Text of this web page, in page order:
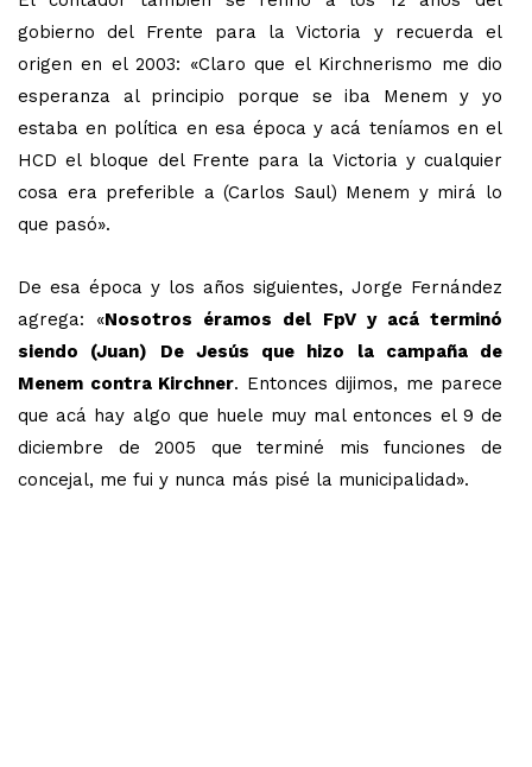
gobierno del Frente para la Victoria y recuerda el
origen en el 2003: «Claro que el Kirchnerismo me dio
esperanza al principio porque se iba Menem y yo
estaba en política en esa época y acá teníamos en el
HCD el bloque del Frente para la Victoria y cualquier
cosa era preferible a (Carlos Saul) Menem y mirá lo
que pasó».
De esa época y los años siguientes, Jorge Fernández
agrega: «Nosotros éramos del FpV y acá terminó
siendo (Juan) De Jesús que hizo la campaña de
Menem contra Kirchner. Entonces dijimos, me parece
que acá hay algo que huele muy mal entonces el 9 de
diciembre de 2005 que terminé mis funciones de
concejal, me fui y nunca más pisé la municipalidad».